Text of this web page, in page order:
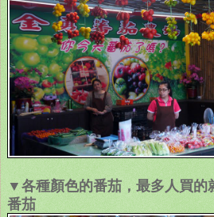
▼各種顏色的番茄，最多人買的
番茄